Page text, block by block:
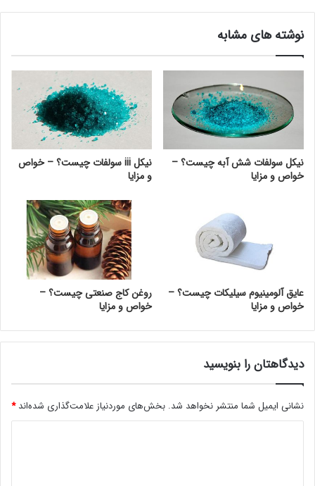
نوشته های مشابه
نیکل سولفات شش آبه چیست؟ –
خواص و مزایا
نیکل iii سولفات چیست؟ – خواص
و مزایا
عایق آلومینیوم سیلیکات چیست؟ –
خواص و مزایا
روغن کاج صنعتی چیست؟ –
خواص و مزایا
دیدگاهتان را بنویسید
نشانی ایمیل شما منتشر نخواهد شد. بخش‌های موردنیاز علامت‌گذاری شده‌اند*